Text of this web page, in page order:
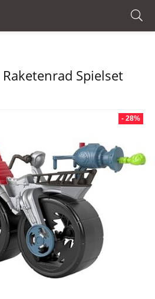
Spielset
- 28%